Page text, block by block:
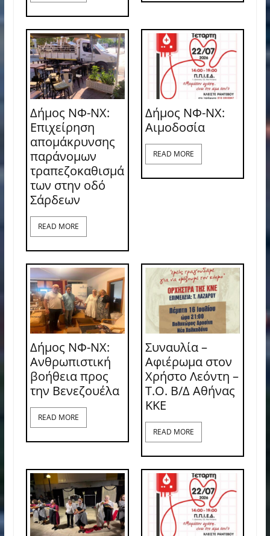
Δήμος ΝΦ-ΝΧ:
Επιχείρηση
απομάκρυνσης
παράνομων
τραπεζοκαθισμά
των στην οδό
Σάρδεων
READ MORE
Δήμος ΝΦ-ΝΧ:
Aιμοδοσία
READ MORE
Δήμος ΝΦ-ΝΧ:
Ανθρωπιστική
βοήθεια προς
την Βενεζουέλα
READ MORE
Συναυλία –
Αφιέρωμα στον
Χρήστο Λεόντη –
Τ.Ο. Β/Δ Αθήνας
ΚΚΕ
READ MORE